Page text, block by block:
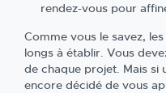
rendez-vous pour
Comme vous le savez,
longs à établir. Vous
de chaque projet. Mais si
encore décidé de vous